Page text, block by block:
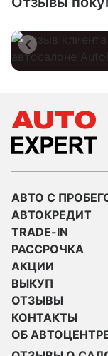
АВТО С
АВТОКРЕДИТ
TRADE-IN
РАССРОЧКА
АКЦИИ
ВЫКУП
ОТЗЫВЫ
КОНТАКТЫ
ОБ